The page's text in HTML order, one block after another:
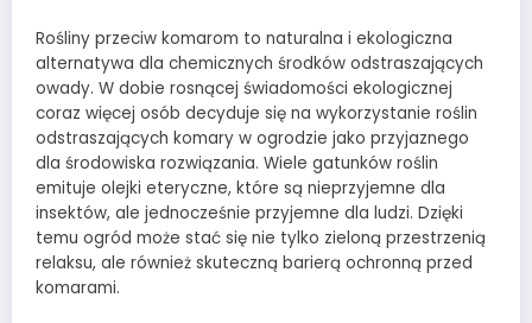
Rośliny przeciw komarom to naturalna i ekologiczna
alternatywa dla chemicznych środków odstraszających
owady. W dobie rosnącej świadomości ekologicznej
coraz więcej osób decyduje się na wykorzystanie roślin
odstraszających komary w ogrodzie jako przyjaznego
dla środowiska rozwiązania. Wiele gatunków roślin
emituje olejki eteryczne, które są nieprzyjemne dla
insektów, ale jednocześnie przyjemne dla ludzi. Dzięki
temu ogród może stać się nie tylko zieloną przestrzenią
relaksu, ale również skuteczną barierą ochronną przed
komarami.